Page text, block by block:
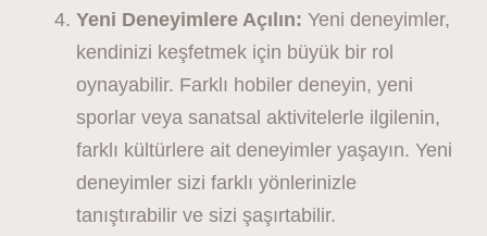
Yeni Deneyimlere Açılın: Yeni deneyimler,
kendinizi keşfetmek için büyük bir rol
oynayabilir. Farklı hobiler deneyin, yeni
sporlar veya sanatsal aktivitelerle ilgilenin,
farklı kültürlere ait deneyimler yaşayın. Yeni
deneyimler sizi farklı yönlerinizle
tanıştırabilir ve sizi şaşırtabilir.